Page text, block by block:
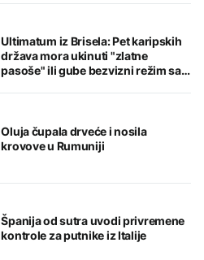
Ultimatum iz Brisela: Pet karipskih
država mora ukinuti "zlatne
pasoše" ili gube bezvizni režim sa
Oluja čupala drveće i nosila
krovove u Rumuniji
Španija od sutra uvodi privremene
kontrole za putnike iz Italije